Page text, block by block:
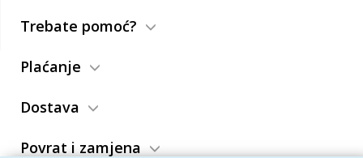
Trebate pomoć?
Plaćanje
Dostava
Povrat i zamjena